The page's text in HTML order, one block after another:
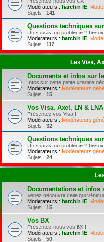
Modérateurs : harchin IE
Sujets : 141
Questions techniques
Un soucis, un problème ?
Modérateurs : harchin IE
Sujets : 117
Les Visa,
Documents et infos sur
Infos sur cette petite citadine
Modérateurs : Modérateurs
Sujets : 15
Vos Visa, Axel, LN & LNA
Présentez vos Visa !
Modérateurs : Modérateurs
Sujets : 32
Questions techniques
Un soucis, un problème ?
Modérateurs : Modérateurs
Sujets : 24
Documentations et infos
Venez découvrir celle qui
Modérateurs : harchin IE
Sujets : 15
Vos BX
Présentez-nous vos BX !
Modérateurs : harchin IE
Sujets : 50